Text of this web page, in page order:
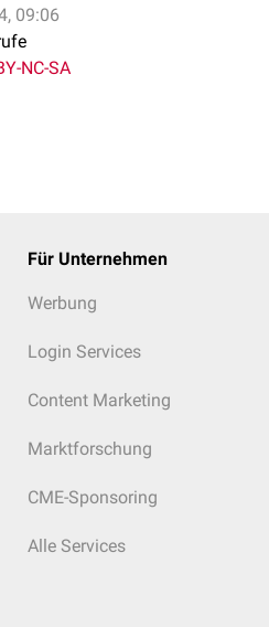
09:06
NC-SA
Für Unternehmen
Werbung
Login Services
Content Marketing
Marktforschung
CME-Sponsoring
Alle Services